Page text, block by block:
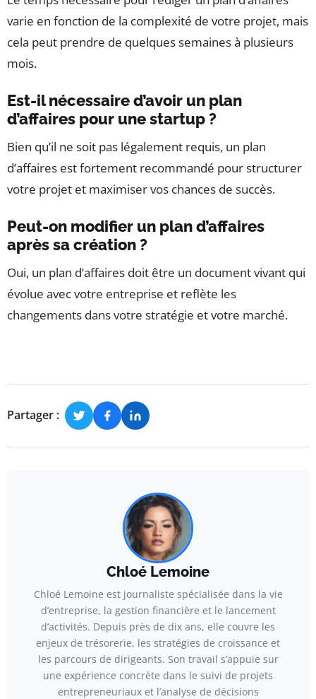
varie en fonction de la complexité de votre projet, mais
cela peut prendre de quelques semaines à plusieurs
mois.
Est-il nécessaire d’avoir un plan
d’affaires pour une startup ?
Bien qu’il ne soit pas légalement requis, un plan
d’affaires est fortement recommandé pour structurer
votre projet et maximiser vos chances de succès.
Peut-on modifier un plan d’affaires
après sa création ?
Oui, un plan d’affaires doit être un document vivant qui
évolue avec votre entreprise et reflète les
changements dans votre stratégie et votre marché.
Partager :
Chloé Lemoine
Chloé Lemoine est journaliste spécialisée dans la vie
d’entreprise, la gestion financière et le lancement
d’activités. Depuis près de dix ans, elle couvre les
enjeux de trésorerie, les stratégies de croissance et
les parcours de dirigeants. Son travail s’appuie sur
une expérience concrète dans le suivi de projets
entrepreneuriaux et l’analyse de décisions